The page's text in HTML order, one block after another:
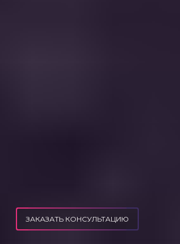
ЗАКАЗАТЬ КОНСУЛЬТАЦИЮ